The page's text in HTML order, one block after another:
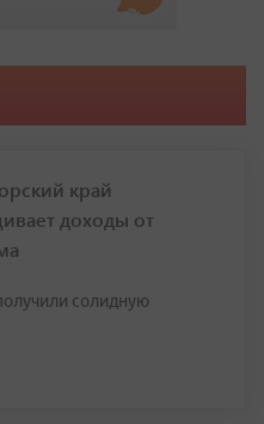
край
доходы от
солидную